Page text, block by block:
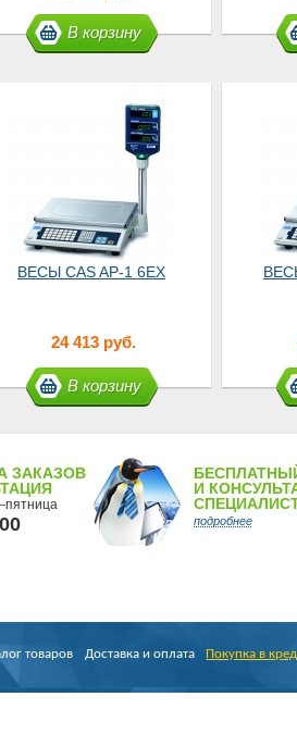
В корзину
ВЕСЫ CAS AP-1 6ЕХ
24 413 руб.
В корзину
ЗАКАЗОВ
И
подробнее
товаров Доставка и оплата Покупка в